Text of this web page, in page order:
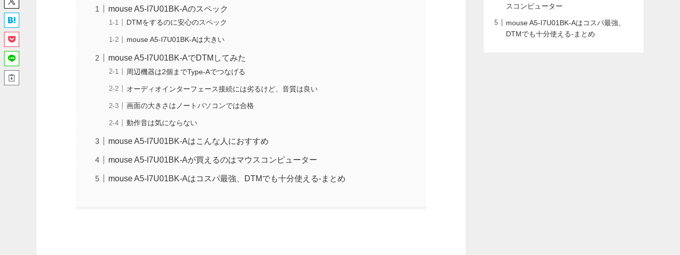
mouse A5-I7U01BK-Aのスペック
DTMをするのに安心のスペック
mouse A5-I7U01BK-Aは大きい
mouse A5-I7U01BK-AでDTMしてみた
周辺機器は2個までType-Aでつなげる
オーディオインターフェース接続には劣るけど、音質は良い
画面の大きさはノートパソコンでは合格
動作音は気にならない
mouse A5-I7U01BK-Aはこんな人におすすめ
mouse A5-I7U01BK-Aが買えるのはマウスコンピューター
mouse A5-I7U01BK-Aはコスパ最強、DTMでも十分使える-まとめ
スコンピューター
mouse A5-I7U01BK-Aはコスパ最強、
DTMでも十分使える-まとめ